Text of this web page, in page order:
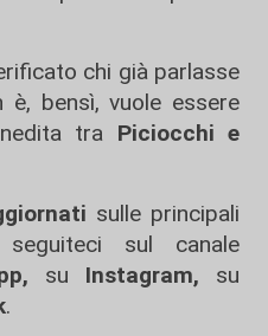
chi già parlasse
bensì, vuole essere
tra Piciocchi e
sulle principali
sul canale
su Instagram, su
.